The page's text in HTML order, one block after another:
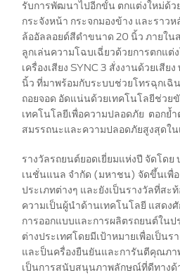
สำหรับงานเช็คระยะ
Calculator
ตารางบำรุงรักษา / ค่าใช้จ่
อร์ด
Adblue Diesel Exhaust
อะไหล่และศูนย์บริการ
อะไหล่ตัวถัง
ศูนย์บริการซ่อมสีและตัวถัง
โปรแกรม Professional
Network (PSN)
รับการพัฒนาไปอีกขั้น ตกแต่งใหม่ด้ว
กระจังหน้า กระจกมองข้าง และราว
ล้ออัลลอยด์สีดำขนาด 20 นิ้ว ภายใน
ลูกเล่นความโฉบเฉี่ยวด้วยการตกแต่
เครื่องเสียง SYNC 3 สั่งงานด้วยเสี
นิ้ว ที่มาพร้อมกับระบบช่วยโทรฉุกเฉิ
ถอยจอด อัดแน่นด้วยเทคโนโลยีช่วย
เทคโนโลยีเพื่อความปลอดภัย ตอกย้
สมรรถนะและความปลอดภัยสูงสุดใน
รางวัลรถยนต์ยอดเยี่ยมแห่งปี จัดโดย
เนชั่นแนล จำกัด (มหาชน) จัดขึ้นเพื่
ประเภทต่างๆ และยังเป็นรางวัลที่สะ
ความเป็นผู้นำด้านเทคโนโลยี แสดง
การออกแบบและการผลิตรถยนต์ในป
ต่างประเทศโดยมีเป้าหมายเพื่อเป็นร
และป็นครื่องยืนยันและการันตีคุณภา
เป็นการสนับสนุนภาพลักษณ์ที่ดีทางด้